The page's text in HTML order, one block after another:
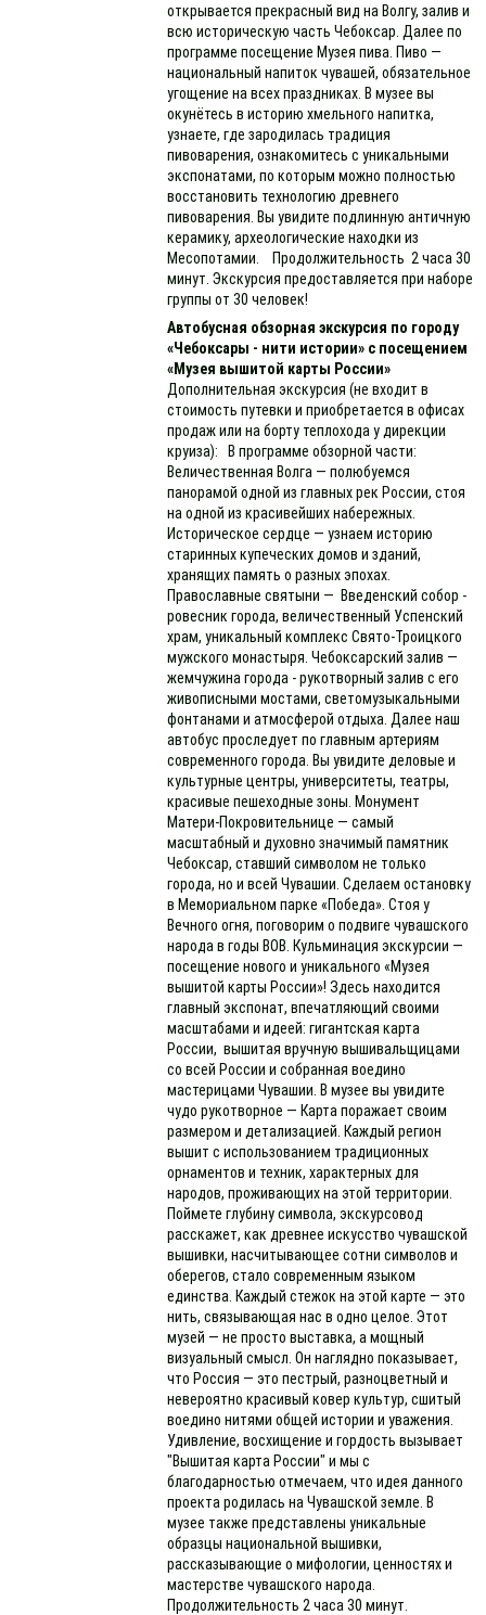
открывается прекрасный вид на Волгу, залив и
всю историческую часть Чебоксар. Далее по
программе посещение Музея пива. Пиво —
национальный напиток чувашей, обязательное
угощение на всех праздниках. В музее вы
окунётесь в историю хмельного напитка,
узнаете, где зародилась традиция
пивоварения, ознакомитесь с уникальными
экспонатами, по которым можно полностью
восстановить технологию древнего
пивоварения. Вы увидите подлинную античную
керамику, археологические находки из
Месопотамии. Продолжительность 2 часа 30
минут. Экскурсия предоставляется при наборе
группы от 30 человек!
Автобусная обзорная экскурсия по городу
«Чебоксары - нити истории» с посещением
«Музея вышитой карты России»
Дополнительная экскурсия (не входит в
стоимость путевки и приобретается в офисах
продаж или на борту теплохода у дирекции
круиза): В программе обзорной части:
Величественная Волга — полюбуемся
панорамой одной из главных рек России, стоя
на одной из красивейших набережных.
Историческое сердце — узнаем историю
старинных купеческих домов и зданий,
хранящих память о разных эпохах.
Православные святыни — Введенский собор -
ровесник города, величественный Успенский
храм, уникальный комплекс Свято-Троицкого
мужского монастыря. Чебоксарский залив —
жемчужина города - рукотворный залив с его
живописными мостами, светомузыкальными
фонтанами и атмосферой отдыха. Далее наш
автобус проследует по главным артериям
современного города. Вы увидите деловые и
культурные центры, университеты, театры,
красивые пешеходные зоны. Монумент
Матери-Покровительнице — самый
масштабный и духовно значимый памятник
Чебоксар, ставший символом не только
города, но и всей Чувашии. Сделаем остановку
в Мемориальном парке «Победа». Стоя у
Вечного огня, поговорим о подвиге чувашского
народа в годы ВОВ. Кульминация экскурсии —
посещение нового и уникального «Музея
вышитой карты России»! Здесь находится
главный экспонат, впечатляющий своими
масштабами и идеей: гигантская карта
России, вышитая вручную вышивальщицами
со всей России и собранная воедино
мастерицами Чувашии. В музее вы увидите
чудо рукотворное — Карта поражает своим
размером и детализацией. Каждый регион
вышит с использованием традиционных
орнаментов и техник, характерных для
народов, проживающих на этой территории.
Поймете глубину символа, экскурсовод
расскажет, как древнее искусство чувашской
вышивки, насчитывающее сотни символов и
оберегов, стало современным языком
единства. Каждый стежок на этой карте — это
нить, связывающая нас в одно целое. Этот
музей — не просто выставка, а мощный
визуальный смысл. Он наглядно показывает,
что Россия — это пестрый, разноцветный и
невероятно красивый ковер культур, сшитый
воедино нитями общей истории и уважения.
Удивление, восхищение и гордость вызывает
"Вышитая карта России" и мы с
благодарностью отмечаем, что идея данного
проекта родилась на Чувашской земле. В
музее также представлены уникальные
образцы национальной вышивки,
рассказывающие о мифологии, ценностях и
мастерстве чувашского народа.
Продолжительность 2 часа 30 минут.